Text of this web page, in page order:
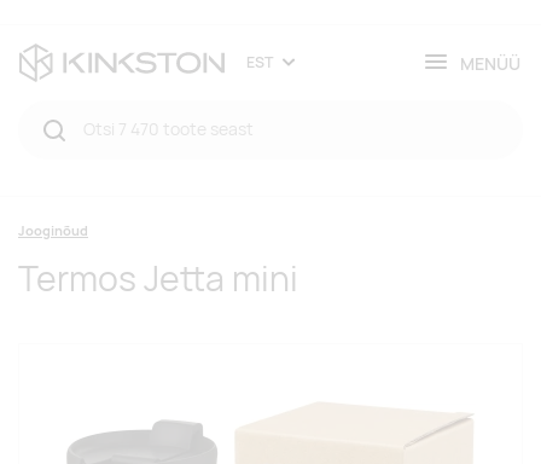
EST MENÜÜ
Jooginõud
Termos Jetta mini